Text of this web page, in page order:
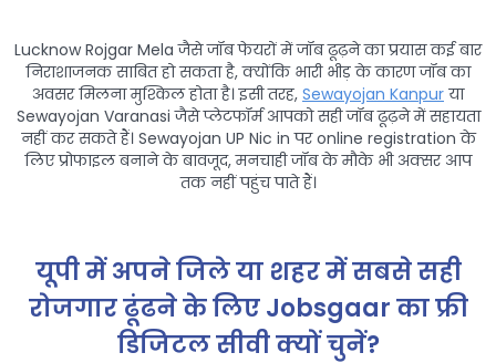
Lucknow Rojgar Mela जैसे जॉब फेयरों में जॉब ढूढ़ने का प्रयास कई बार
निराशाजनक साबित हो सकता है, क्योंकि भारी भीड़ के कारण जॉब का
अवसर मिलना मुश्किल होता है। इसी तरह, Sewayojan Kanpur या
Sewayojan Varanasi जैसे प्लेटफॉर्म आपको सही जॉब ढूढ़ने में सहायता
नहीं कर सकते हैं। Sewayojan UP Nic in पर online registration के
लिए प्रोफाइल बनाने के बावजूद, मनचाही जॉब के मौके भी अक्सर आप
तक नहीं पहुंच पाते हैं।
यूपी में अपने जिले या शहर में सबसे सही
रोजगार ढूंढने के लिए Jobsgaar का फ्री
डिजिटल सीवी क्यों चुनें?